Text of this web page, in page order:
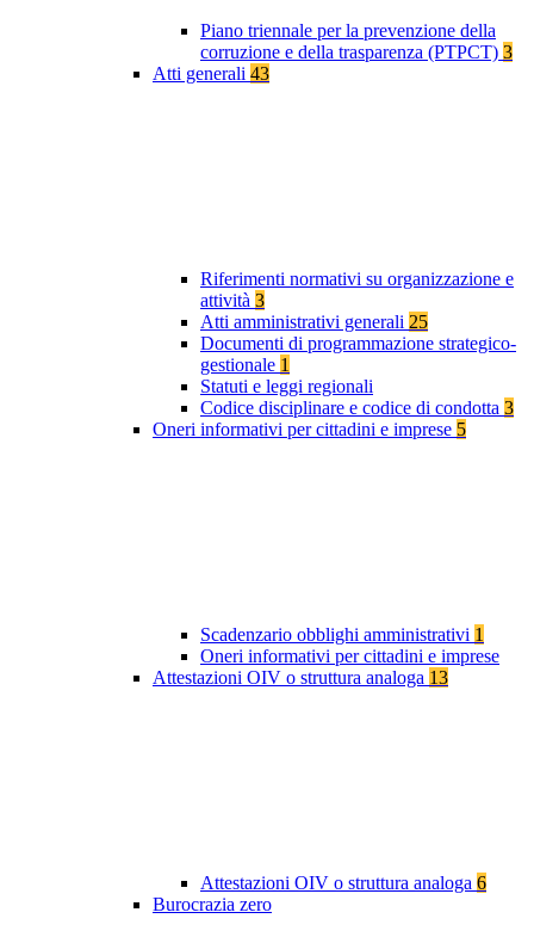
Piano triennale per la prevenzione della
corruzione e della trasparenza (PTPCT) 3
Atti generali 43
Riferimenti normativi su organizzazione e
attività 3
Atti amministrativi generali 25
Documenti di programmazione strategico-
gestionale 1
Statuti e leggi regionali
Codice disciplinare e codice di condotta 3
Oneri informativi per cittadini e imprese 5
Scadenzario obblighi amministrativi 1
Oneri informativi per cittadini e imprese
Attestazioni OIV o struttura analoga 13
Attestazioni OIV o struttura analoga 6
Burocrazia zero